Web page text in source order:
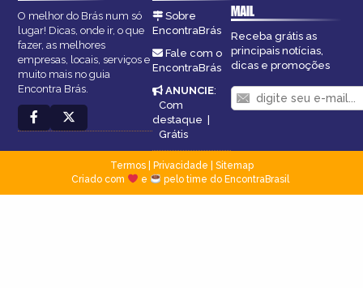
O melhor do Brás num só
lugar! Dicas, onde ir, o que
fazer, as melhores
empresas, locais, serviços e
muito mais no guia
Encontra Brás.
Sobre
EncontraBrás
Fale com o
EncontraBrás
ANUNCIE:
Com
destaque |
Grátis
MAIL
Receba grátis as
principais notícias,
dicas e promoções
Termos| Privacidade
Sitemap
Criado com
e pelo time do EncontraBrasil